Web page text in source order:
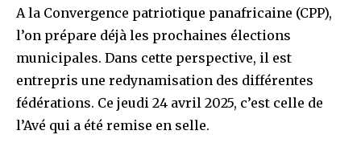
A la Convergence patriotique panafricaine (CPP),
l’on prépare déjà les prochaines élections
municipales. Dans cette perspective, il est
entrepris une redynamisation des différentes
fédérations. Ce jeudi 24 avril 2025, c’est celle de
l’Avé qui a été remise en selle.